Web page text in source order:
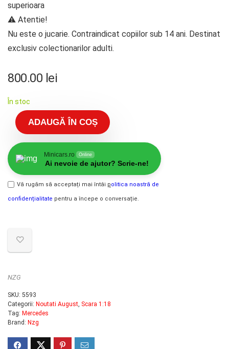
superioara
⚠️ Atentie!
Nu este o jucarie. Contraindicat copiilor sub 14 ani. Destinat
exclusiv colectionarilor adulti.
800.00 lei
În stoc
ADAUGĂ ÎN COȘ
Minicars.ro Online
Ai nevoie de ajutor? Scrie-ne!
Vă rugăm să acceptați mai întâi politica noastră de
confidențialitate pentru a începe o conversație.
NZG
SKU: 5593
Categorii: Noutati August, Scara 1:18
Tag: Mercedes
Brand: Nzg